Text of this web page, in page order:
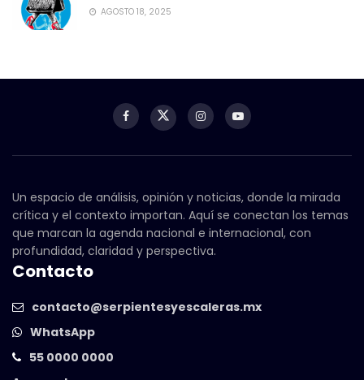
AGOSTO 18, 2025
Un espacio de análisis, opinión y noticias, donde la mirada
crítica y el contexto importan. Aquí se conectan los temas
que marcan la agenda nacional e internacional, con
profundidad, claridad y perspectiva.
Contacto
contacto@serpientesyescaleras.mx
WhatsApp
55 0000 0000